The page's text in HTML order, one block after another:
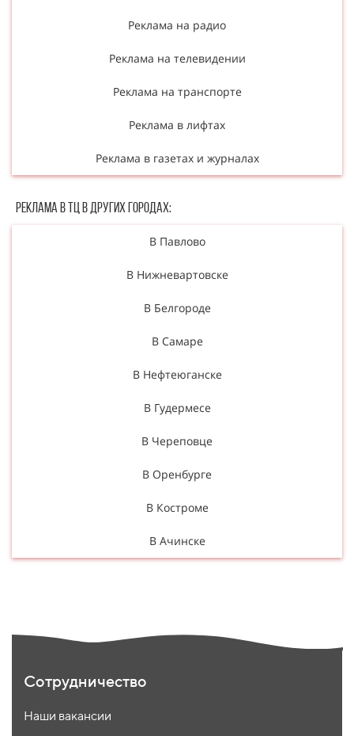
Реклама на радио
Реклама на телевидении
Реклама на транспорте
Реклама в лифтах
Реклама в газетах и журналах
Реклама в ТЦ в Других городах:
В Павлово
В Нижневартовске
В Белгороде
В Самаре
В Нефтеюганске
В Гудермесе
В Череповце
В Оренбурге
В Костроме
В Ачинске
Сотрудничество
Наши вакансии